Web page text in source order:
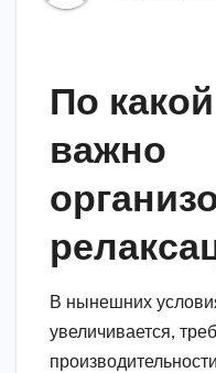
По
важно
В нынешних
увеличивается,